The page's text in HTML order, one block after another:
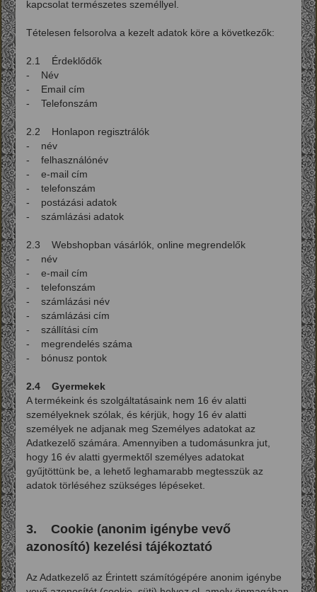
kapcsolat természetes személlyel.
Tételesen felsorolva a kezelt adatok köre a következők:
2.1 Érdeklődők
- Név
- Email cím
- Telefonszám
2.2 Honlapon regisztrálók
- név
- felhasználónév
- e-mail cím
- telefonszám
- postázási adatok
- számlázási adatok
2.3 Webshopban vásárlók, online megrendelők
- név
- e-mail cím
- telefonszám
- számlázási név
- számlázási cím
- szállítási cím
- megrendelés száma
- bónusz pontok
2.4 Gyermekek
A termékeink és szolgáltatásaink nem 16 év alatti
személyeknek szólak, és kérjük, hogy 16 év alatti
személyek ne adjanak meg Személyes adatokat az
Adatkezelő számára. Amennyiben a tudomásunkra jut,
hogy 16 év alatti gyermektől személyes adatokat
gyűjtöttünk be, a lehető leghamarabb megtesszük az
adatok törléséhez szükséges lépéseket.
3. Cookie (anonim igénybe vevő
azonosító) kezelési tájékoztató
Az Adatkezelő az Érintett számítógépére anonim igénybe